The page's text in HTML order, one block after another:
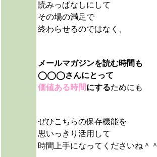
読みっぱなしにして
その場の満足で
終わらせるのではなく、
メールマガジンを読む時間も
◯◯◯さんにとって
価値ある時間にするためにも
ぜひこちらの保存機能を
思いっきり活用して
時間上手になってくださいね＾＾